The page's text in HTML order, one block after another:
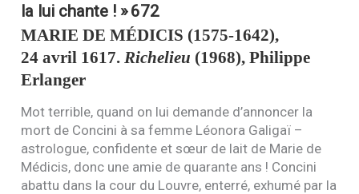
la lui chante ! »672
MARIE DE MÉDICIS (1575-1642),
24 avril 1617. Richelieu (1968), Philippe
Erlanger
Mot terrible, quand on lui demande d’annoncer la
mort de Concini à sa femme Léonora Galigaï –
astrologue, confidente et sœur de lait de Marie de
Médicis, donc une amie de quarante ans ! Concini
abattu dans la cour du Louvre, enterré, exhumé par la